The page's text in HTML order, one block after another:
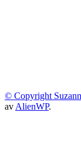
© Copyright
av AlienWP.